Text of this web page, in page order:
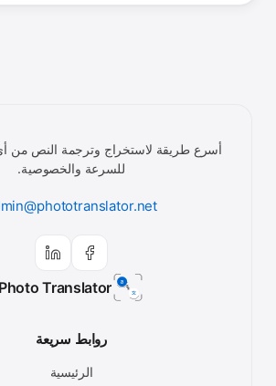
Photo Translator
أسرع طريقة لاستخراج وترجمة النص من
للسرعة والخصوصية.
روابط سريعة
الرئيسية